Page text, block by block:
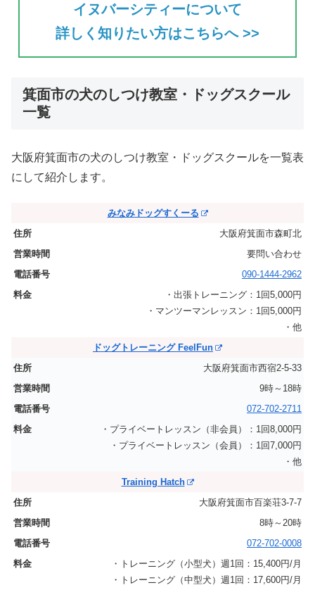
イヌバーシティーについて
詳しく知りたい方はこちらへ >>
箕面市の犬のしつけ教室・ドッグスクール
一覧
大阪府箕面市の犬のしつけ教室・ドッグスクールを一覧表
にして紹介します。
みなみドッグすくーる
大阪府箕面市森町北
要問い合わせ
090-1444-2962
・出張トレーニング：1回5,000円
・マンツーマンレッスン：1回5,000円
・他
ドッグトレーニング FeelFun
大阪府箕面市西宿2-5-33
9時～18時
072-702-2711
・プライベートレッスン（非会員）：1回8,000円
・プライベートレッスン（会員）：1回7,000円
・他
Training Hatch
大阪府箕面市百楽荘3-7-7
8時～20時
072-702-0008
・トレーニング（小型犬）週1回：15,400円/月
・トレーニング（中型犬）週1回：17,600円/月